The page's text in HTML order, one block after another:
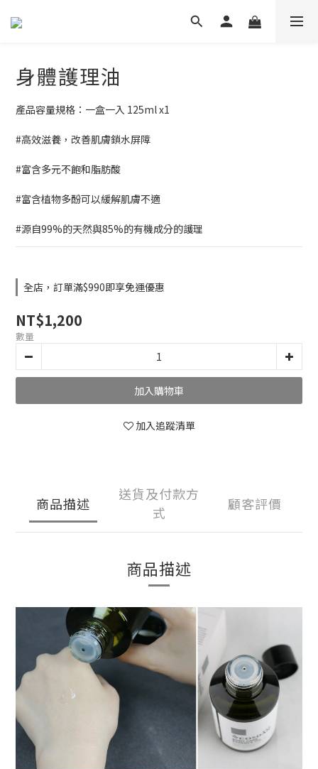
身體護理油
產品容量規格：一盒一入 125ml x1
#高效滋養，改善肌膚鎖水屏障
#富含多元不飽和脂肪酸
#富含植物多酚可以緩解肌膚不適
#源自99%的天然與85%的有機成分的護理
全店，訂單滿$990即享免運優惠
NT$1,200
數量
加入購物車
加入追蹤清單
商品描述
送貨及付款方
式
顧客評價
商品描述